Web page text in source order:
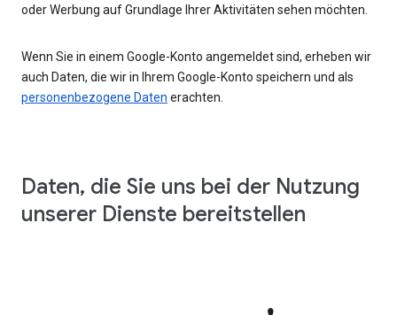
oder Werbung auf Grundlage Ihrer Aktivitäten sehen möchten.
Wenn Sie in einem Google-Konto angemeldet sind, erheben wir
auch Daten, die wir in Ihrem Google-Konto speichern und als
personenbezogene Daten erachten.
Daten, die Sie uns bei der Nutzung
unserer Dienste bereitstellen